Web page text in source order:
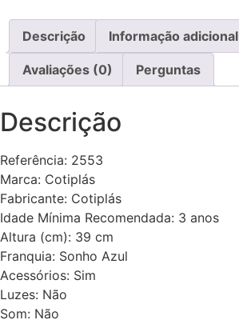
Descrição Informação adicional
Avaliações (0) Perguntas
Descrição
Referência: 2553
Marca: Cotiplás
Fabricante: Cotiplás
Idade Mínima Recomendada: 3 anos
Altura (cm): 39 cm
Franquia: Sonho Azul
Acessórios: Sim
Luzes: Não
Som: Não